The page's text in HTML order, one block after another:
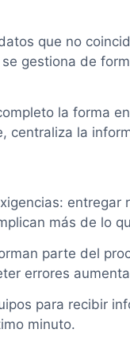
que no
gestiona de
la forma
centraliza la
más de lo
parte del
errores
para recibir
minuto.